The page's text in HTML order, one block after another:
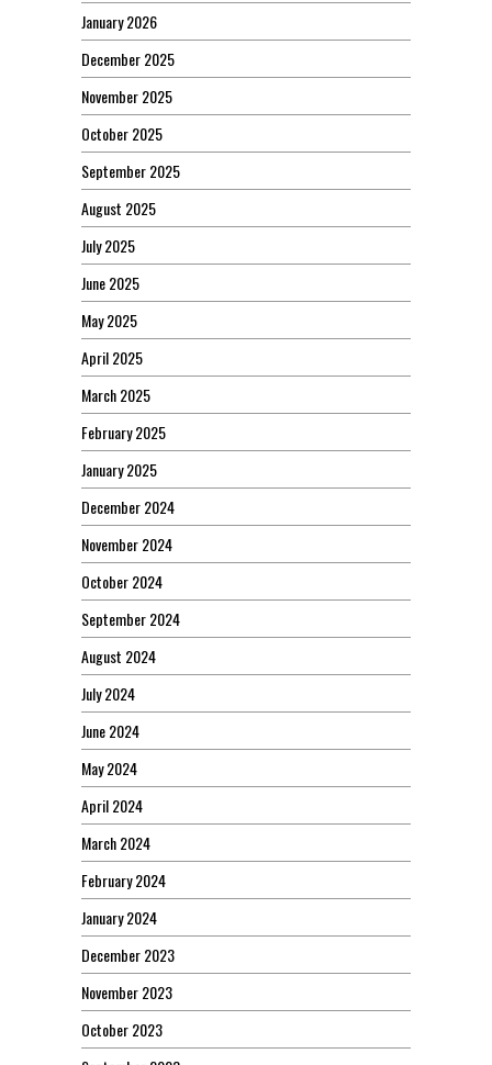
January 2026
December 2025
November 2025
October 2025
September 2025
August 2025
July 2025
June 2025
May 2025
April 2025
March 2025
February 2025
January 2025
December 2024
November 2024
October 2024
September 2024
August 2024
July 2024
June 2024
May 2024
April 2024
March 2024
February 2024
January 2024
December 2023
November 2023
October 2023